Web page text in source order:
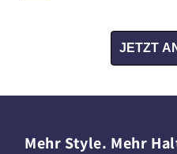
JETZT
Mehr Style. Mehr